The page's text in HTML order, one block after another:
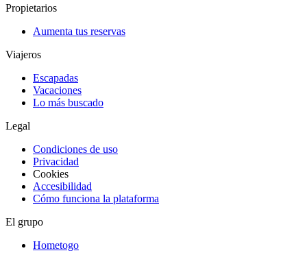
Propietarios
Aumenta tus reservas
Viajeros
Escapadas
Vacaciones
Lo más buscado
Legal
Condiciones de uso
Privacidad
Cookies
Accesibilidad
Cómo funciona la plataforma
El grupo
Hometogo